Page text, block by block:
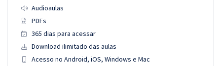
Audioaulas
PDFs
365 dias para acessar
Download ilimitado das aulas
Acesso no Android, iOS, Windows e Mac